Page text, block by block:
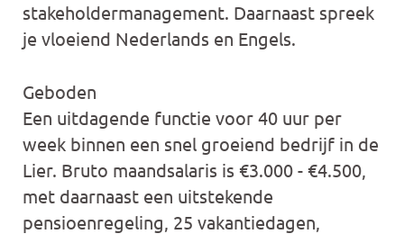
stakeholdermanagement. Daarnaast spreek
je vloeiend Nederlands en Engels.
Geboden
Een uitdagende functie voor 40 uur per
week binnen een snel groeiend bedrijf in de
Lier. Bruto maandsalaris is €3.000 - €4.500,
met daarnaast een uitstekende
pensioenregeling, 25 vakantiedagen,